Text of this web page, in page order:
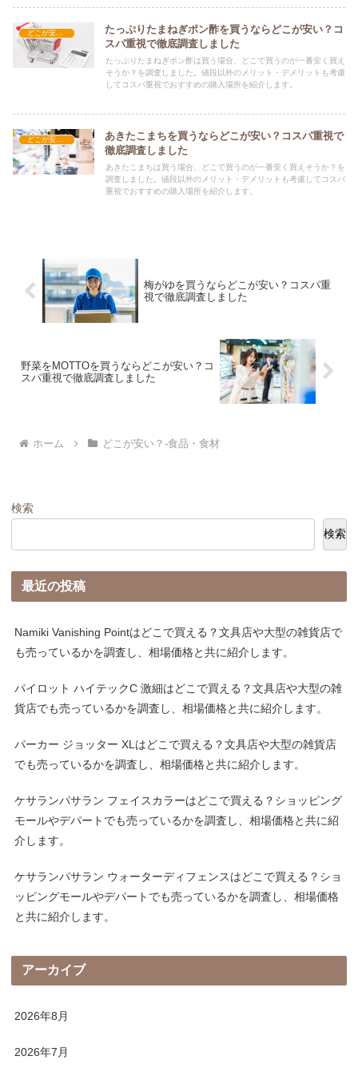
どこが安い？-食品・食材
たっぷりたまねぎポン酢を買うならどこが安い？コ
スパ重視で徹底調査しました
たっぷりたまねぎポン酢は買う場合、どこで買うのが一番安く買え
そうか？を調査しました。値段以外のメリット・デメリットも考慮
してコスパ重視でおすすめの購入場所を紹介します。
どこが安い？-食品・食材
あきたこまちを買うならどこが安い？コスパ重視で
徹底調査しました
あきたこまちは買う場合、どこで買うのが一番安く買えそうか？を
調査しました。値段以外のメリット・デメリットも考慮してコスパ
重視でおすすめの購入場所を紹介します。
梅がゆを買うならどこが安い？コスパ重
視で徹底調査しました
野菜をMOTTOを買うならどこが安い？コ
スパ重視で徹底調査しました
ホーム どこが安い？-食品・食材
検索
検索
最近の投稿
Namiki Vanishing Pointはどこで買える？文具店や大型の雑貨店で
も売っているかを調査し、相場価格と共に紹介します。
パイロット ハイテックC 激細はどこで買える？文具店や大型の雑
貨店でも売っているかを調査し、相場価格と共に紹介します。
パーカー ジョッター XLはどこで買える？文具店や大型の雑貨店
でも売っているかを調査し、相場価格と共に紹介します。
ケサランパサラン フェイスカラーはどこで買える？ショッピング
モールやデパートでも売っているかを調査し、相場価格と共に紹
介します。
ケサランパサラン ウォーターディフェンスはどこで買える？ショ
ッピングモールやデパートでも売っているかを調査し、相場価格
と共に紹介します。
アーカイブ
2026年8月
2026年7月